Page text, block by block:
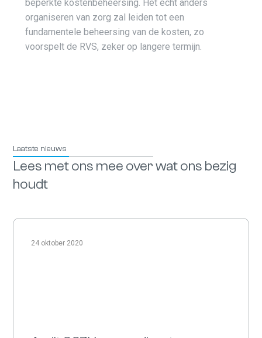
beperkte kostenbeheersing. Het echt anders
organiseren van zorg zal leiden tot een
fundamentele beheersing van de kosten, zo
voorspelt de RVS, zeker op langere termijn.
Laatste nieuws
Lees met ons mee over wat ons bezig
houdt
24 oktober 2020